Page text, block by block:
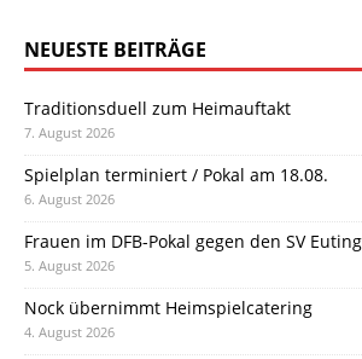
NEUESTE BEITRÄGE
Traditionsduell zum Heimauftakt
7. August 2026
Spielplan terminiert / Pokal am 18.08.
6. August 2026
Frauen im DFB-Pokal gegen den SV
5. August 2026
Nock übernimmt Heimspielcatering
4. August 2026